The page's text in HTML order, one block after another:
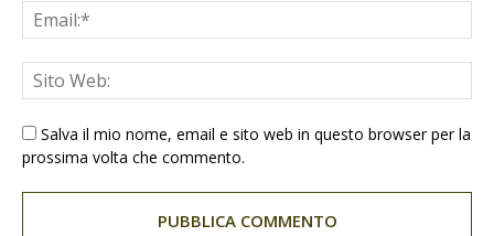
Salva il mio nome, email e sito web in questo browser per la
prossima volta che commento.